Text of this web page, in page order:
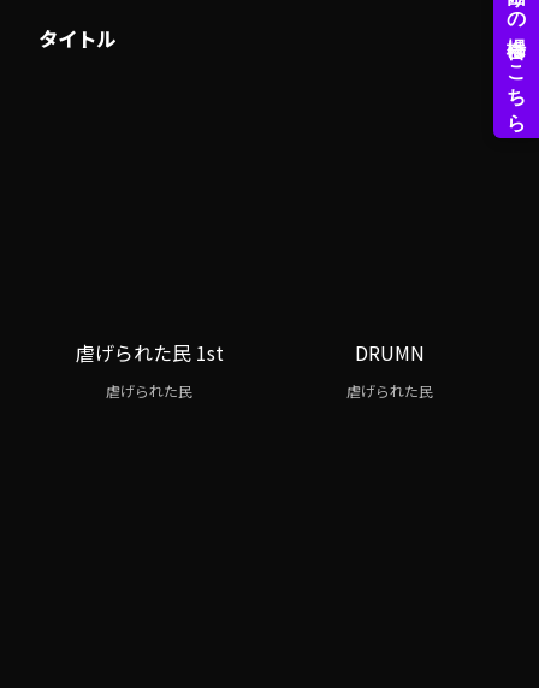
タイトル
虐げられた民 1st
虐げられた民
DRUMN
虐げられた民